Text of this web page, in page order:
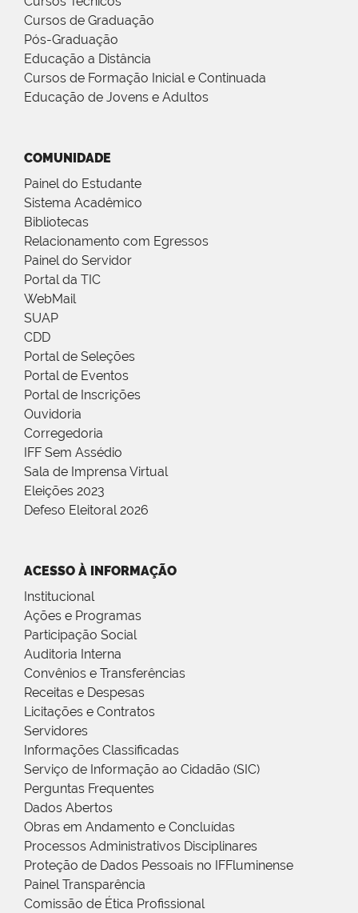
Cursos de Graduação
Pós-Graduação
Educação a Distância
Cursos de Formação Inicial e Continuada
Educação de Jovens e Adultos
COMUNIDADE
Painel do Estudante
Sistema Acadêmico
Bibliotecas
Relacionamento com Egressos
Painel do Servidor
Portal da TIC
WebMail
SUAP
CDD
Portal de Seleções
Portal de Eventos
Portal de Inscrições
Ouvidoria
Corregedoria
IFF Sem Assédio
Sala de Imprensa Virtual
Eleições 2023
Defeso Eleitoral 2026
ACESSO À INFORMAÇÃO
Institucional
Ações e Programas
Participação Social
Auditoria Interna
Convênios e Transferências
Receitas e Despesas
Licitações e Contratos
Servidores
Informações Classificadas
Serviço de Informação ao Cidadão (SIC)
Perguntas Frequentes
Dados Abertos
Obras em Andamento e Concluídas
Processos Administrativos Disciplinares
Proteção de Dados Pessoais no IFFluminense
Painel Transparência
Comissão de Ética Profissional